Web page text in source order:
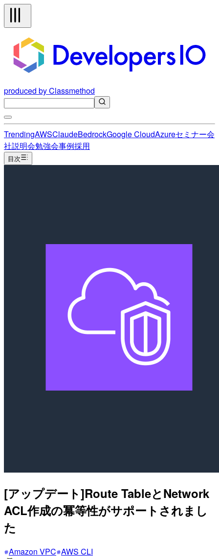
produced by Classmethod
TrendingAWSClaudeBedrockGoogle CloudAzureセミナー会
社説明会勉強会事例採用
目次
[アップデート]Route TableとNetwork
ACL作成の冪等性がサポートされまし
た
Amazon VPC AWS CLI